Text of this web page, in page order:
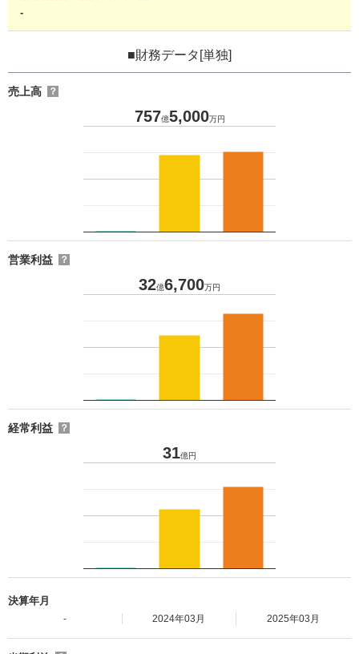
-
■財務データ[単独]
売上高 ？
757億5,000万円
営業利益 ？
32億6,700万円
経常利益 ？
31億円
決算年月
- 2024年03月 2025年03月